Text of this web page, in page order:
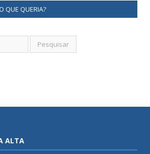
QUE QUERIA?
ALTA